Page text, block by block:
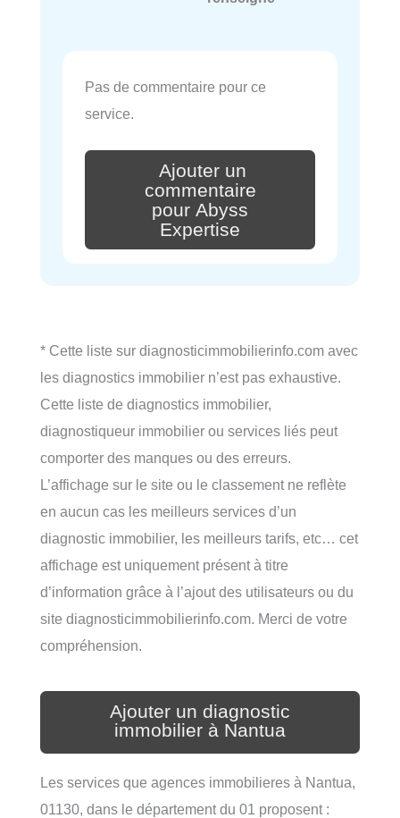
Pas de commentaire pour ce
service.
Ajouter un
commentaire
pour Abyss
Expertise
* Cette liste sur diagnosticimmobilierinfo.com avec
les diagnostics immobilier n’est pas exhaustive.
Cette liste de diagnostics immobilier,
diagnostiqueur immobilier ou services liés peut
comporter des manques ou des erreurs.
L’affichage sur le site ou le classement ne reflète
en aucun cas les meilleurs services d’un
diagnostic immobilier, les meilleurs tarifs, etc… cet
affichage est uniquement présent à titre
d’information grâce à l’ajout des utilisateurs ou du
site diagnosticimmobilierinfo.com. Merci de votre
compréhension.
Ajouter un diagnostic
immobilier à Nantua
Les services que agences immobilieres à Nantua,
01130, dans le département du 01 proposent :